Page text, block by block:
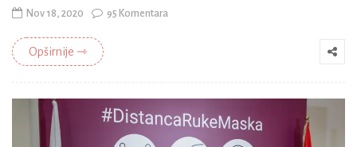
Nov 18, 2020 95 Komentara
Opširnije ⇾